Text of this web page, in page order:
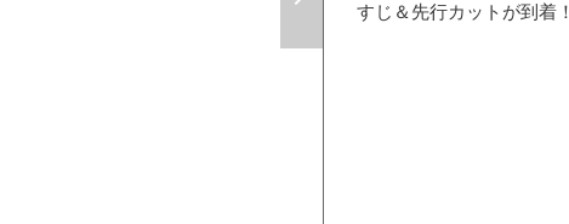
すじ＆先行カットが到着！